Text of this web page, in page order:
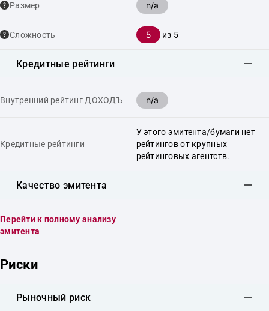
Размер n/a
Сложность 5 из 5
Кредитные рейтинги
Внутренний рейтинг ДОХОДЪ n/a
Кредитные рейтинги
У этого эмитента/бумаги нет
рейтингов от крупных
рейтинговых агентств.
Качество эмитента
Перейти к полному анализу
эмитента
Риски
Рыночный риск